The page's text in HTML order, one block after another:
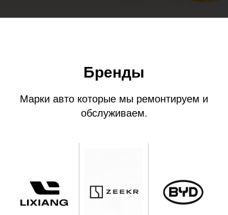
Бренды
Марки авто которые мы ремонтируем и
обслуживаем.